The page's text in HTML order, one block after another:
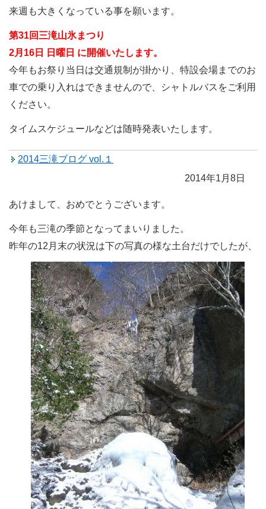
来週も大きくなっている事を願います。
第31回三滝山氷まつり
2月16日 日曜日 に開催いたします。
今年もお祭り当日は交通規制が掛かり、特設会場までのお
車での乗り入れはできませんので、シャトルバスをご利用
ください。
タイムスケジュールなどは随時発表いたします。
2014三滝ブログ vol.１
2014年1月8日
あけまして、おめでとうございます。
今年も三滝の季節となってまいりました。
昨年の12月末の状況は下の写真の様な土台だけでしたが、